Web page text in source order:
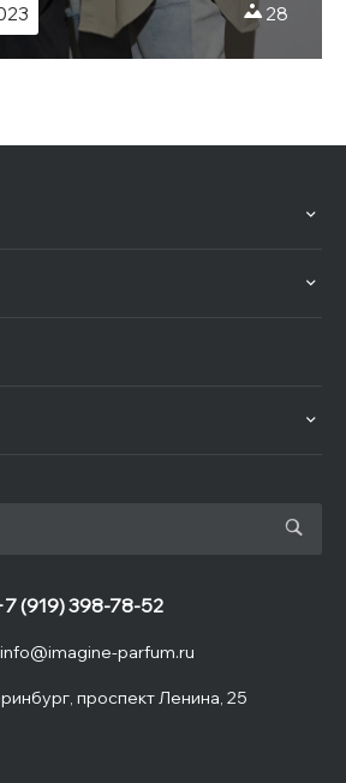
28
info@imagine-parfum.ru
(919) 398-78-52
проспект Ленина, 25